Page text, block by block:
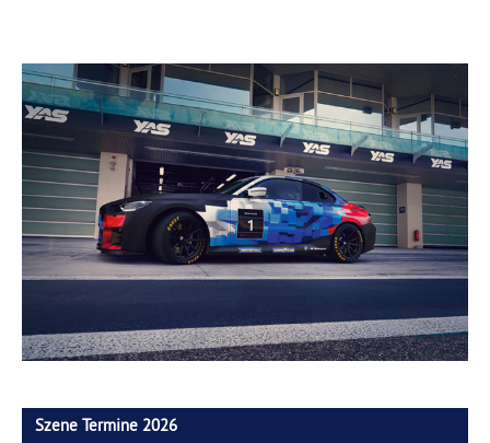
Szene Termine 2026